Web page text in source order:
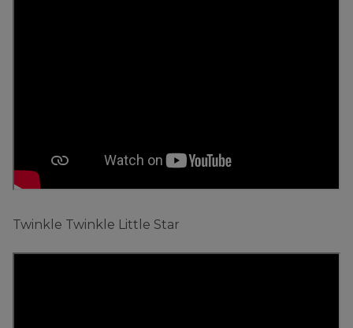
Twinkle Twinkle Little Star